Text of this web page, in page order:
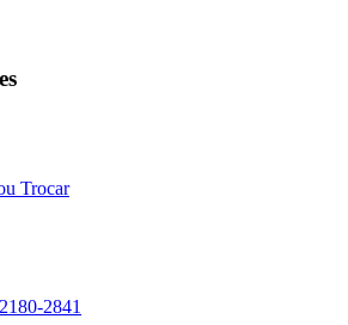
Trocar
2841